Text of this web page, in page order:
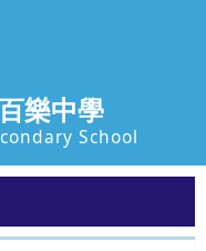
樂中學
School